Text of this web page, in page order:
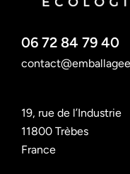
06 72 84 79 40
19, rue de l’Industrie
11800 Trèbes
France